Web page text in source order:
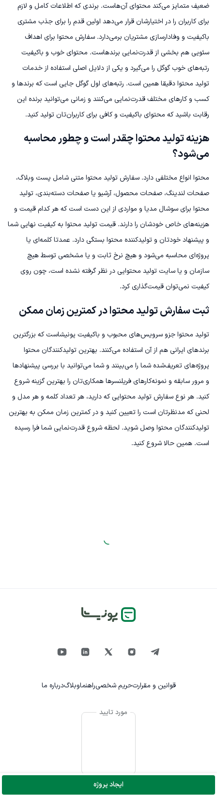
ایجاد پروژه
ضعیف متمایز می‌کند محتوای آن‌هاست. برندی که اطلاعات کامل و لازم
برای کاربران را در اختیارشان قرار می‌دهد اولین قدم را برای جذب مشتری
باکیفیت و وفادارسازی مشتریان برمی‌دارد. سفارش محتوا برای اهداف
سئویی هم بخشی از قدرت‌نمایی برندهاست. محتوای خوب و باکیفیت
رتبه‌‌های خوب گوگل را می‌گیرد و یکی از دلایل اصلی استفاده از خدمات
تولید محتوا دقیقا همین است. رتبه‌های اول گوگل جایی است که برندها و
کسب و کارهای مختلف قدرت‌نمایی می‌کنند و زمانی می‌توانید برنده این
رقابت باشید که محتوای باکیفیت و کافی برای کاربران‌تان تولید کنید.
هزینه تولید محتوا چقدر است و چطور محاسبه
می‌شود؟
محتوا انواع مختلفی دارد. سفارش تولید محتوا متنی شامل پست وبلاگ،
صفحات لندینگ، صفحات محصول، آرشیو یا صفحات دسته‌بندی، تولید
محتوا برای سوشال مدیا و مواردی از این دست است که هر کدام قیمت و
هزینه‌های خاص خودشان را دارند. قیمت تولید محتوا به کیفیت نهایی شما
و پیشنهاد خودتان و تولیدکننده محتوا بستگی دارد. عمدتا کلمه‌ای یا
پروژه‌ای محاسبه می‌شود و هیچ نرخ ثابت و یا مشخصی توسط هیچ
سازمان و یا سایت تولید محتوایی در نظر گرفته نشده است، چون روی
کیفیت نمی‌توان قیمت‌گذاری کرد.
ثبت سفارش تولید محتوا در کمترین زمان ممکن
تولید محتوا جزو سرویس‌های محبوب و باکیفیت پونیشاست که بزرگترین
برندهای ایرانی هم از آن استفاده می‌کنند. بهترین تولیدکنندگان محتوا
پروژه‌های تعریف‌شده شما را می‌بینند و شما می‌توانید با بررسی پیشنهادها
و مرور سابقه و نمونه‌کارهای فریلنسرها همکاری‌تان را بهترین گزینه شروع
کنید. هر نوع سفارش تولید محتوایی که دارید، هر تعداد کلمه و هر مدل و
لحنی که مدنظرتان است را تعیین کنید و در کمترین زمان ممکن به بهترین
تولیدکنندگان محتوا وصل شوید. لحظه شروع قدرت‌نمایی شما فرا رسیده
است. همین حالا شروع کنید.
قوانین و مقرارتحریم شخصیراهنماوبلاگدرباره ما
مورد تایید
© تمام حقوق برای پونیشا محفوظ است